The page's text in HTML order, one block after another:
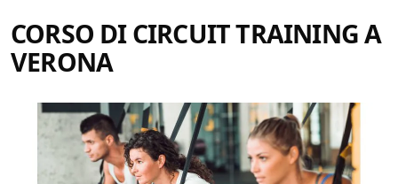
CORSO DI CIRCUIT TRAINING A
VERONA